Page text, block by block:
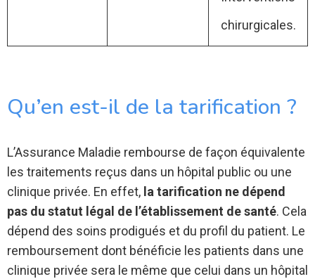
chirurgicales.
Qu’en est-il de la tarification ?
L’Assurance Maladie rembourse de façon équivalente
les traitements reçus dans un hôpital public ou une
clinique privée. En effet, la tarification ne dépend
pas du statut légal de l’établissement de santé. Cela
dépend des soins prodigués et du profil du patient. Le
remboursement dont bénéficie les patients dans une
clinique privée sera le même que celui dans un hôpital